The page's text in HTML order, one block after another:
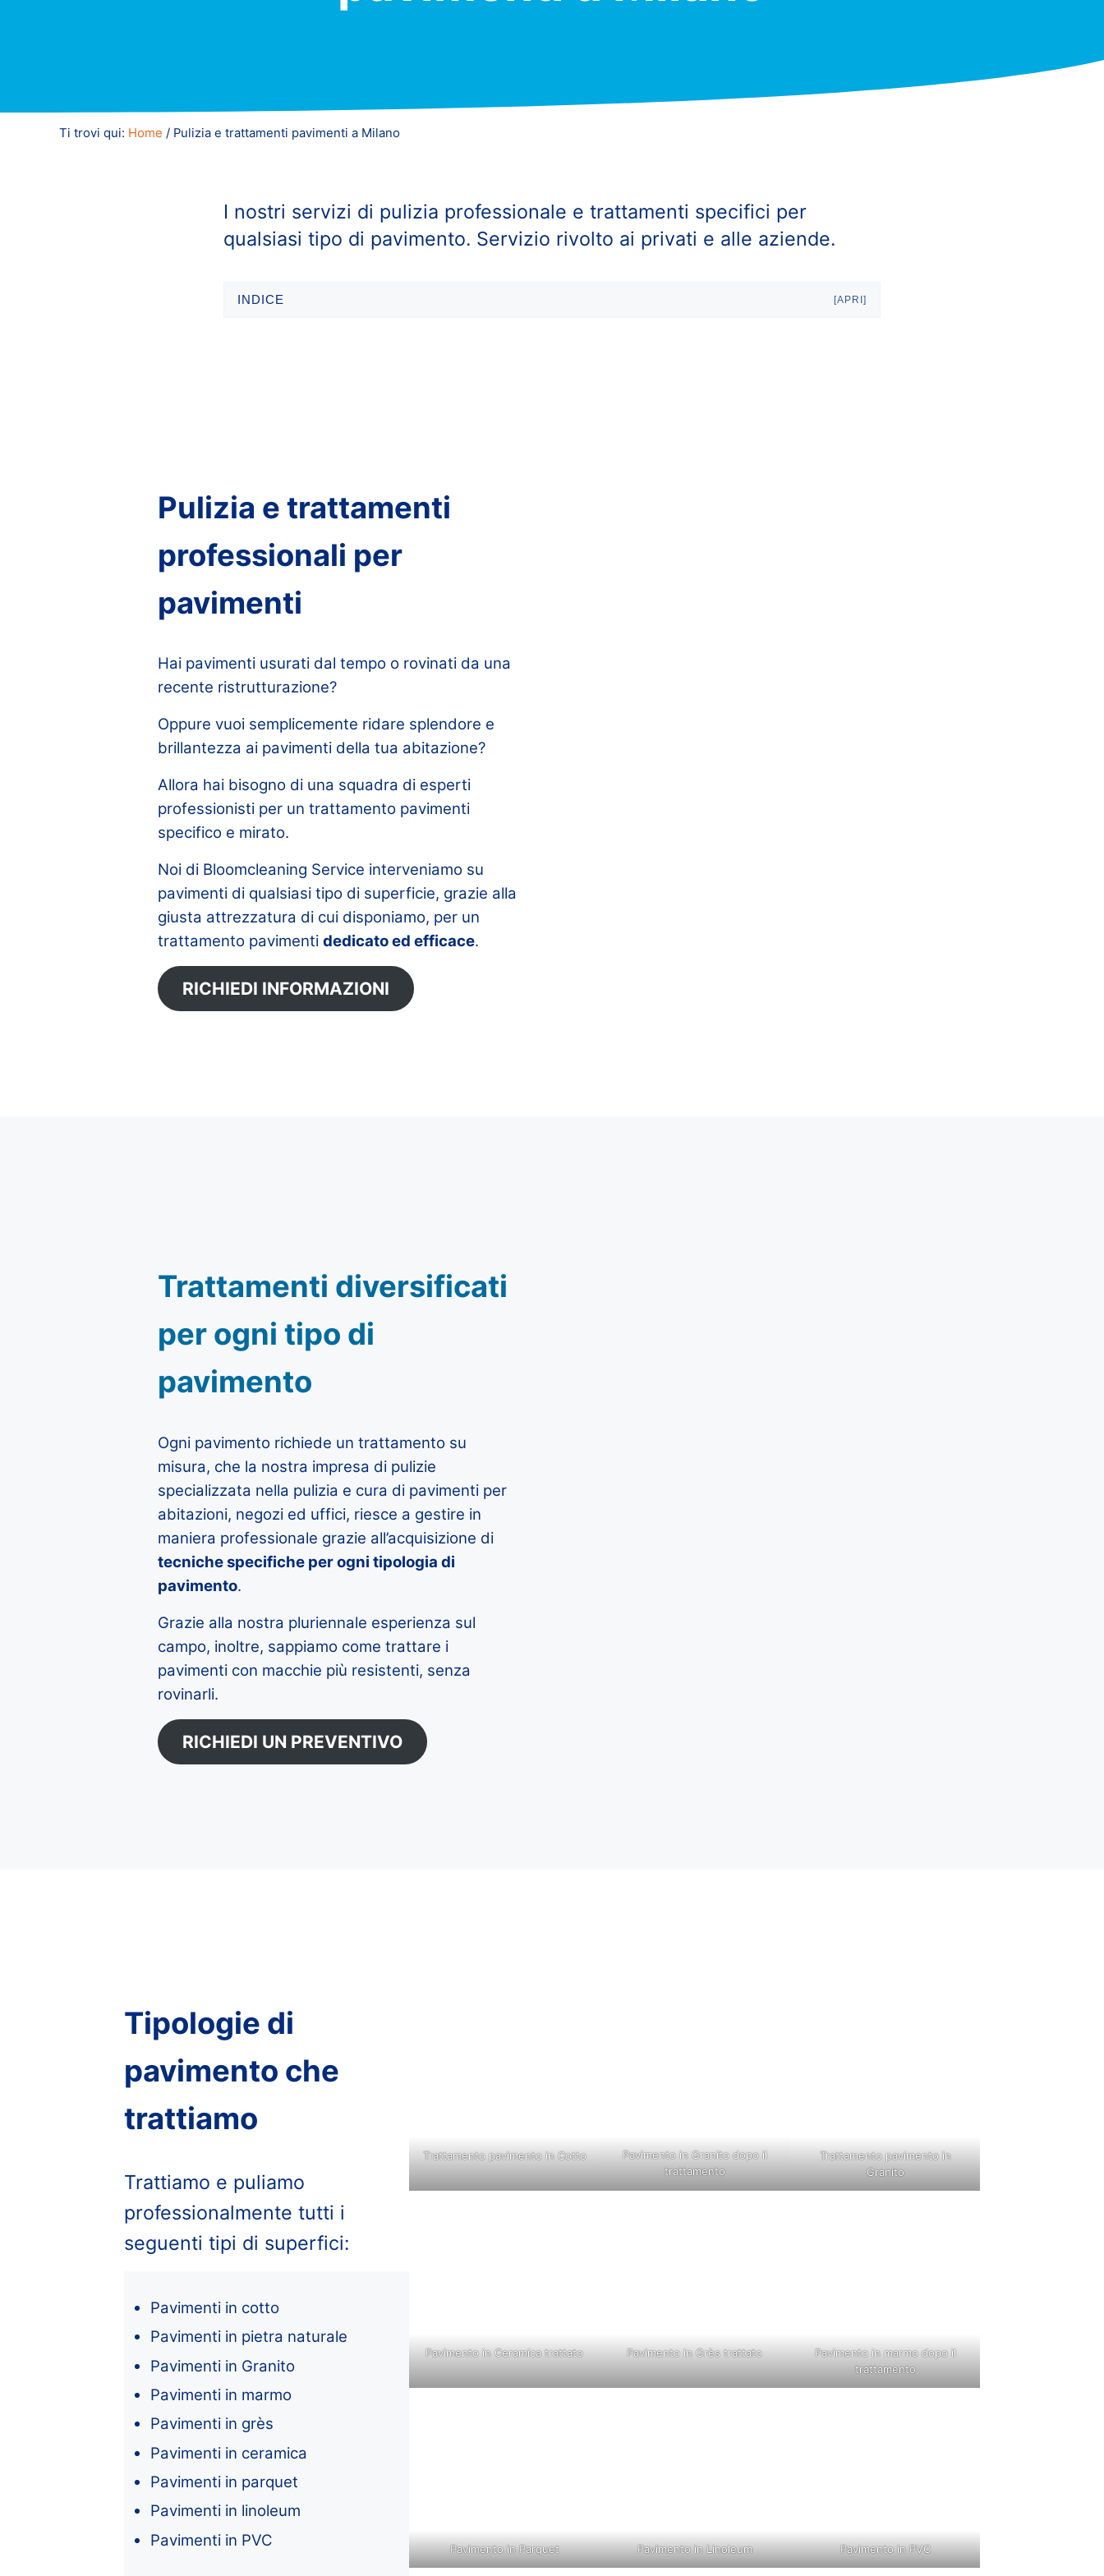
Ti trovi qui: Home / Pulizia e trattamenti pavimenti a Milano
I nostri servizi di pulizia professionale e trattamenti specifici per
qualsiasi tipo di pavimento. Servizio rivolto ai privati e alle aziende.
INDICE [APRI]
Pulizia e trattamenti
professionali per
pavimenti
Hai pavimenti usurati dal tempo o rovinati da una
recente ristrutturazione?
Oppure vuoi semplicemente ridare splendore e
brillantezza ai pavimenti della tua abitazione?
Allora hai bisogno di una squadra di esperti
professionisti per un trattamento pavimenti
specifico e mirato.
Noi di Bloomcleaning Service interveniamo su
pavimenti di qualsiasi tipo di superficie, grazie alla
giusta attrezzatura di cui disponiamo, per un
trattamento pavimentidedicato ed efficace.
RICHIEDI INFORMAZIONI
Trattamenti diversificati
per ogni tipo di
pavimento
Ogni pavimento richiede un trattamento su
misura, che la nostra impresa di pulizie
specializzata nella pulizia e cura di pavimenti per
abitazioni, negozi ed uffici, riesce a gestire in
maniera professionale grazie all’acquisizione di
tecniche specifiche per ogni tipologia di
pavimento.
Grazie alla nostra pluriennale esperienza sul
campo, inoltre, sappiamo come trattare i
pavimenti con macchie più resistenti, senza
rovinarli.
RICHIEDI UN PREVENTIVO
Tipologie di
pavimento che
trattiamo
Trattiamo e puliamo
professionalmente tutti i
seguenti tipi di superfici:
Pavimenti in cotto
Pavimenti in pietra naturale
Pavimenti in Granito
Pavimenti in marmo
Pavimenti in grès
Pavimenti in ceramica
Pavimenti in parquet
Pavimenti in linoleum
Pavimenti in PVC
Trattamento pavimento in Cotto
Pavimento in Granito dopo il
trattamento
Trattamento pavimento in
Granito
Pavimento in Ceramica trattato Pavimento in Grès trattato
Pavimento in marmo dopo il
trattamento
Pavimento in Parquet Pavimento in Linoleum Pavimento in PVC